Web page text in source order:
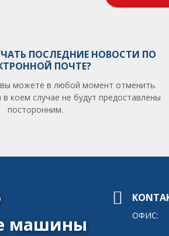
ПОСЛЕДНИЕ НОВОСТИ ПО
ПОЧТЕ?
можете в любой момент отменить.
коем случае не будут предоставлены
посторонним.
машины
ОФИС: